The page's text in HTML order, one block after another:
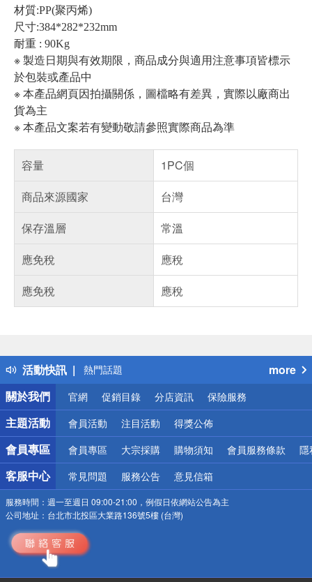
材質:PP(聚丙烯)
尺寸:384*282*232mm
耐重 : 90Kg
※ 製造日期與有效期限，商品成分與適用注意事項皆標示
於包裝或產品中
※ 本產品網頁因拍攝關係，圖檔略有差異，實際以廠商出
貨為主
※ 本產品文案若有變動敬請參照實際商品為準
容量
1PC個
商品來源國家
台灣
保存溫層
常溫
應免稅
應稅
應免稅
應稅
活動快訊
得獎公告
熱門話題
銀行優惠
偏遠地區配送
詐騙網頁！請小心！
more
關於我們
官網 促銷目錄 分店資訊 保險服務
主題活動 會員活動 注目活動 得獎公佈
會員專區 會員專區 大宗採購 購物須知 會員服務條款 隱
客服中心 常見問題 服務公告 意見信箱
服務時間： 週一至週日 09:00-21:00，例假日依網站公告為主
公司地址： 台北市北投區大業路136號5樓 (台灣)